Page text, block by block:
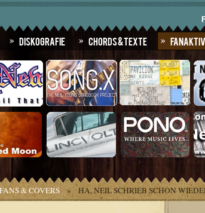
Diskografie Chords & Texte
& COVERS » HA, NEIL SCHRIEB SCHON